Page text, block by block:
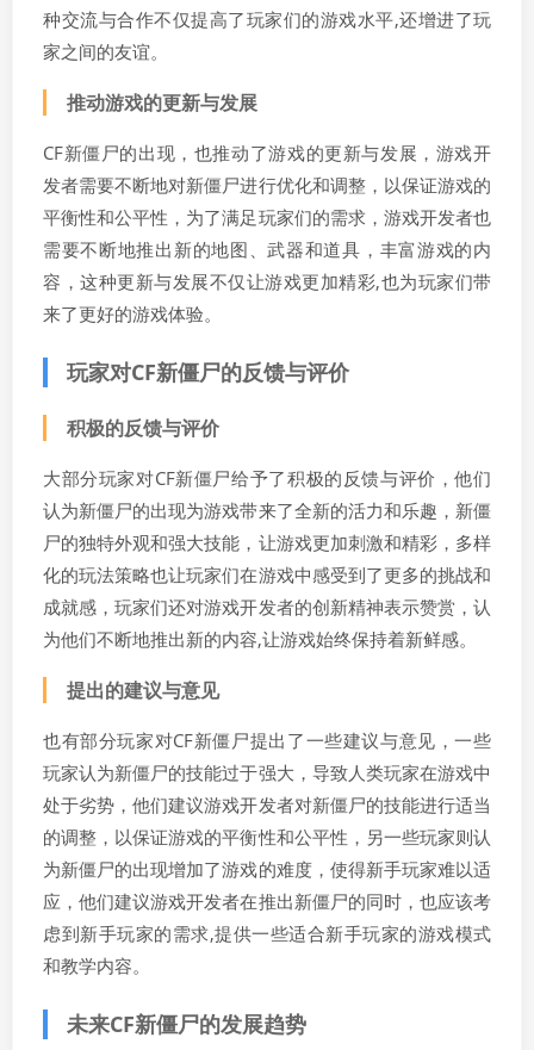
种交流与合作不仅提高了玩家们的游戏水平,还增进了玩
家之间的友谊。
推动游戏的更新与发展
CF新僵尸的出现，也推动了游戏的更新与发展，游戏开
发者需要不断地对新僵尸进行优化和调整，以保证游戏的
平衡性和公平性，为了满足玩家们的需求，游戏开发者也
需要不断地推出新的地图、武器和道具，丰富游戏的内
容，这种更新与发展不仅让游戏更加精彩,也为玩家们带
来了更好的游戏体验。
玩家对CF新僵尸的反馈与评价
积极的反馈与评价
大部分玩家对CF新僵尸给予了积极的反馈与评价，他们
认为新僵尸的出现为游戏带来了全新的活力和乐趣，新僵
尸的独特外观和强大技能，让游戏更加刺激和精彩，多样
化的玩法策略也让玩家们在游戏中感受到了更多的挑战和
成就感，玩家们还对游戏开发者的创新精神表示赞赏，认
为他们不断地推出新的内容,让游戏始终保持着新鲜感。
提出的建议与意见
也有部分玩家对CF新僵尸提出了一些建议与意见，一些
玩家认为新僵尸的技能过于强大，导致人类玩家在游戏中
处于劣势，他们建议游戏开发者对新僵尸的技能进行适当
的调整，以保证游戏的平衡性和公平性，另一些玩家则认
为新僵尸的出现增加了游戏的难度，使得新手玩家难以适
应，他们建议游戏开发者在推出新僵尸的同时，也应该考
虑到新手玩家的需求,提供一些适合新手玩家的游戏模式
和教学内容。
未来CF新僵尸的发展趋势